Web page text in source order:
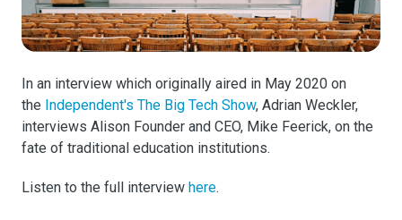
In an interview which originally aired in May 2020 on
the Independent's The Big Tech Show, Adrian Weckler,
interviews Alison Founder and CEO, Mike Feerick, on the
fate of traditional education institutions.
Listen to the full interview here.